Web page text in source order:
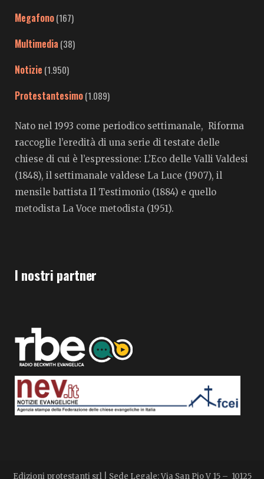
Megafono(167)
Multimedia (38)
Notizie (1.950)
Protestantesimo(1.089)
Nato nel 1993 come periodico settimanale, Riforma
raccoglie l’eredità di una serie di testate delle
chiese di cui è l’espressione: L’Eco delle Valli Valdesi
(1848), il settimanale valdese La Luce (1907), il
mensile battista Il Testimonio (1884) e quello
metodista La Voce metodista (1951).
I nostri partner
Edizioni protestanti srl | Sede Legale: Via San Pio V 15 – 10125